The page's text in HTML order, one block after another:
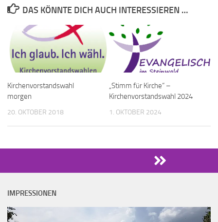
DAS KÖNNTE DICH AUCH INTERESSIEREN …
Kirchenvorstandswahl
morgen
20. OKTOBER 2018
„Stimm für Kirche“ –
Kirchenvorstandswahl 2024
1. OKTOBER 2024
IMPRESSIONEN